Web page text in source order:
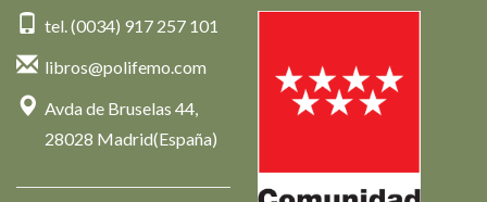
tel. (0034) 917 257 101
libros@polifemo.com
Avda de Bruselas 44,
28028 Madrid(España)